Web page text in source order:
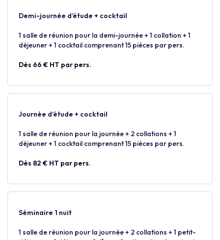
Demi-journée d’étude + cocktail
1 salle de réunion pour la demi-journée + 1 collation + 1
déjeuner + 1 cocktail comprenant 15 pièces par pers.
Dès 66 € HT par pers.
Journée d’étude + cocktail
1 salle de réunion pour la journée + 2 collations + 1
déjeuner + 1 cocktail comprenant 15 pièces par pers.
Dès 82 € HT par pers.
Séminaire 1 nuit
1 salle de réunion pour la journée + 2 collations + 1 petit-